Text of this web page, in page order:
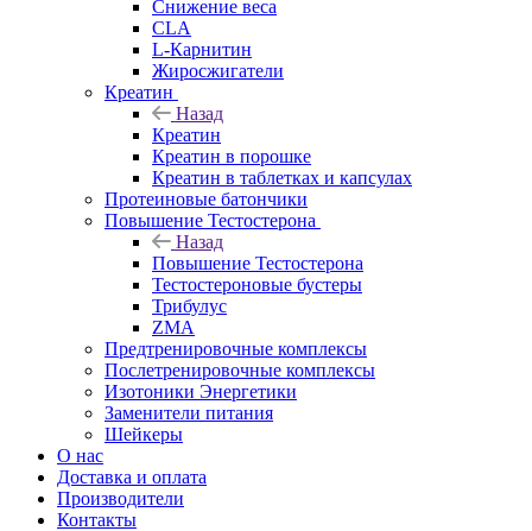
Снижение веса
CLA
L-Карнитин
Жиросжигатели
Креатин
Назад
Креатин
Креатин в порошке
Креатин в таблетках и капсулах
Протеиновые батончики
Повышение Тестостерона
Назад
Повышение Тестостерона
Тестостероновые бустеры
Трибулус
ZMA
Предтренировочные комплексы
Послетренировочные комплексы
Изотоники Энергетики
Заменители питания
Шейкеры
О нас
Доставка и оплата
Производители
Контакты